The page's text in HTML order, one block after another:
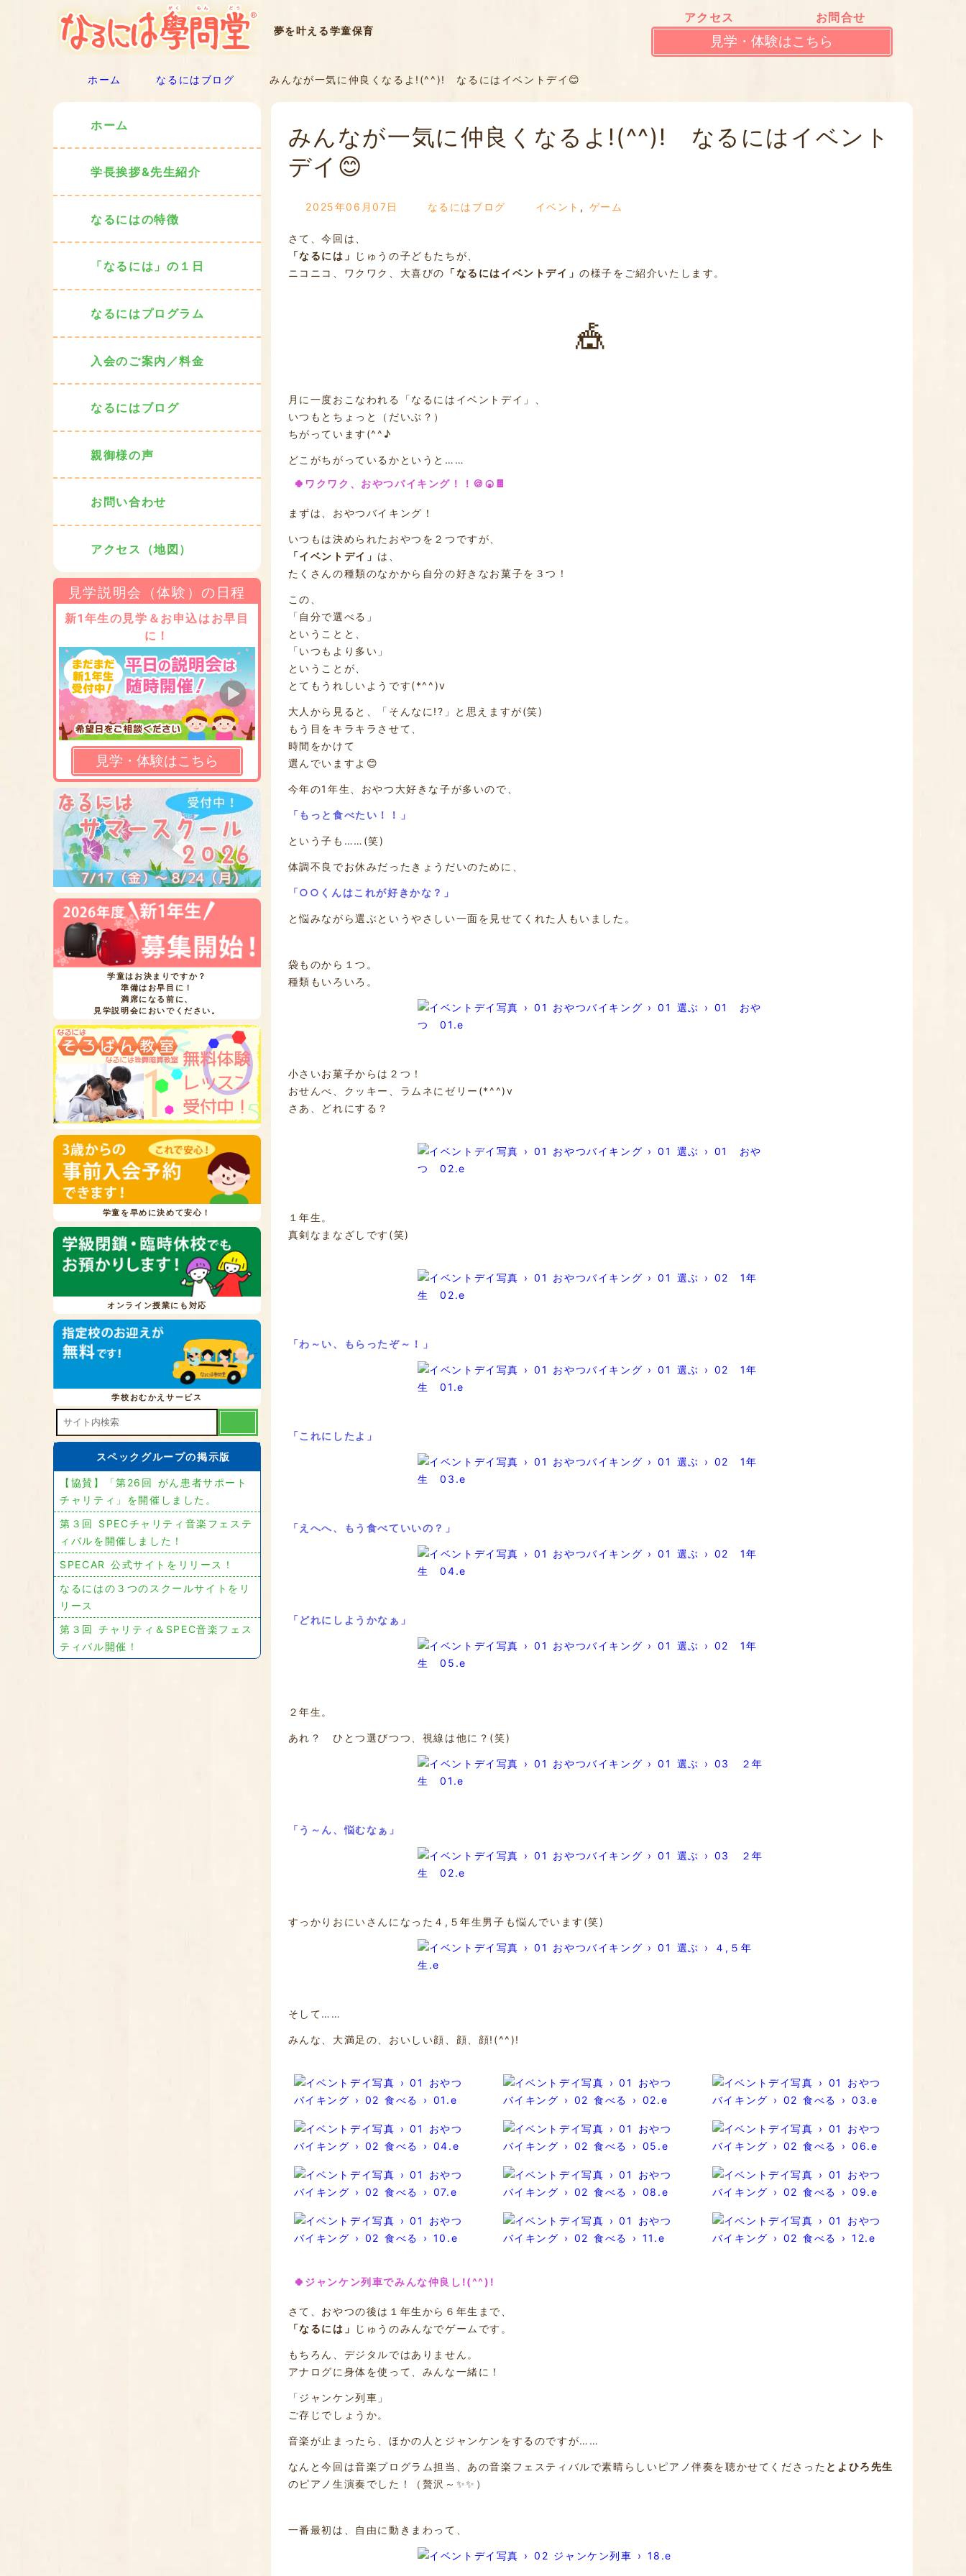
夢を叶える学童保育
アクセス お問合せ
見学・体験はこちら
ホーム なるにはブログ みんなが一気に仲良くなるよ!(^^)! なるにはイベントデイ😊
みんなが一気に仲良くなるよ!(^^)! なるにはイベント
デイ😊
2025年06月07日 なるにはブログ イベント , ゲーム
さて、今回は、
「なるには」
じゅうの子どもたちが、
ニコニコ、ワクワク、大喜びの 「なるにはイベントデイ」の様子をご紹介いたします。
🎪
月に一度おこなわれる「なるにはイベントデイ」、
いつもとちょっと（だいぶ？）
ちがっています(^^♪
どこがちがっているかというと……
🍀ワクワク、おやつバイキング！！🍪🍘🍫
まずは、おやつバイキング！
いつもは決められたおやつを２つですが、
「イベントデイ」 は、
たくさんの種類のなかから自分の好きなお菓子を３つ！
この、
「自分で選べる」
ということと、
「いつもより多い」
ということが、
とてもうれしいようです(*^^)v
大人から見ると、「そんなに!?」と思えますが(笑)
もう目をキラキラさせて、
時間をかけて
選んでいますよ😊
今年の1年生、おやつ大好きな子が多いので、
「もっと食べたい！！」
という子も……(笑)
体調不良でお休みだったきょうだいのために、
「○○くんはこれが好きかな？」
と悩みながら選ぶというやさしい一面を見せてくれた人もいました。
袋ものから１つ。
種類もいろいろ。
小さいお菓子からは２つ！
おせんべ、クッキー、ラムネにゼリー(*^^)v
さあ、どれにする？
１年生。
真剣なまなざしです(笑)
「わ～い、もらったぞ～！」
「これにしたよ」
「えへへ、もう食べていいの？」
「どれにしようかなぁ」
２年生。
あれ？ ひとつ選びつつ、視線は他に？(笑)
「う～ん、悩むなぁ」
すっかりおにいさんになった４,５年生男子も悩んでいます(笑)
そして……
みんな、大満足の、おいしい顔、顔、顔!(^^)!
🍀ジャンケン列車でみんな仲良し!(^^)!
さて、おやつの後は１年生から６年生まで、
「なるには」
じゅうのみんなでゲームです。
もちろん、デジタルではありません。
アナログに身体を使って、みんな一緒に！
「ジャンケン列車」
ご存じでしょうか。
音楽が止まったら、ほかの人とジャンケンをするのですが……
なんと今回は音楽プログラム担当、あの音楽フェスティバルで素晴らしいピアノ伴奏を聴かせてくださった とよひろ先生
のピアノ生演奏でした！（贅沢～✨✨）
一番最初は、自由に動きまわって、
ホーム
学長挨拶&先生紹介
なるにはの特徴
「なるには」の１日
なるにはプログラム
入会のご案内／料金
なるにはブログ
親御様の声
お問い合わせ
アクセス（地図）
見学説明会（体験）の日程
新1年生の見学＆お申込はお早目
に！
見学・体験はこちら
学童はお決まりですか？
準備はお早目に！
満席になる前に、
見学説明会においでください。
学童を早めに決めて安心！
オンライン授業にも対応
学校おむかえサービス
スペックグループの掲示版
【協賛】「第26回 がん患者サポート
チャリティ」を開催しました。
第３回 SPECチャリティ音楽フェステ
ィバルを開催しました！
SPECAR 公式サイトをリリース！
なるにはの３つのスクールサイトをリ
リース
第３回 チャリティ＆SPEC音楽フェス
ティバル開催！